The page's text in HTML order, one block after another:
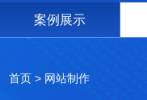
案例展示
首页 > 网站制作